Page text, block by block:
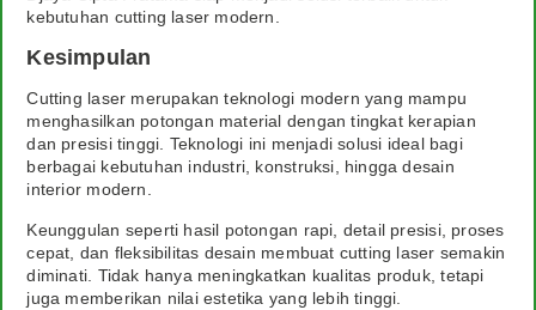
kebutuhan cutting laser modern.
Kesimpulan
Cutting laser merupakan teknologi modern yang mampu
menghasilkan potongan material dengan tingkat kerapian
dan presisi tinggi. Teknologi ini menjadi solusi ideal bagi
berbagai kebutuhan industri, konstruksi, hingga desain
interior modern.
Keunggulan seperti hasil potongan rapi, detail presisi, proses
cepat, dan fleksibilitas desain membuat cutting laser semakin
diminati. Tidak hanya meningkatkan kualitas produk, tetapi
juga memberikan nilai estetika yang lebih tinggi.